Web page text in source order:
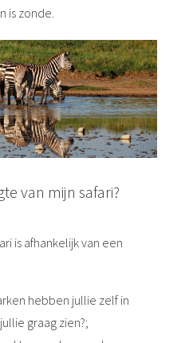
is zonde.
van mijn safari?
is afhankelijk van een
hebben jullie zelf in
graag zien?;